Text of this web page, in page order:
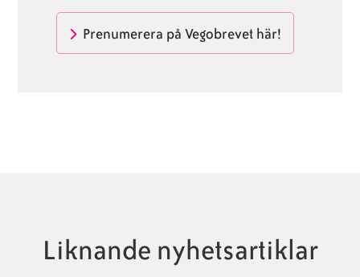
Prenumerera på Vegobrevet här!
Liknande nyhetsartiklar